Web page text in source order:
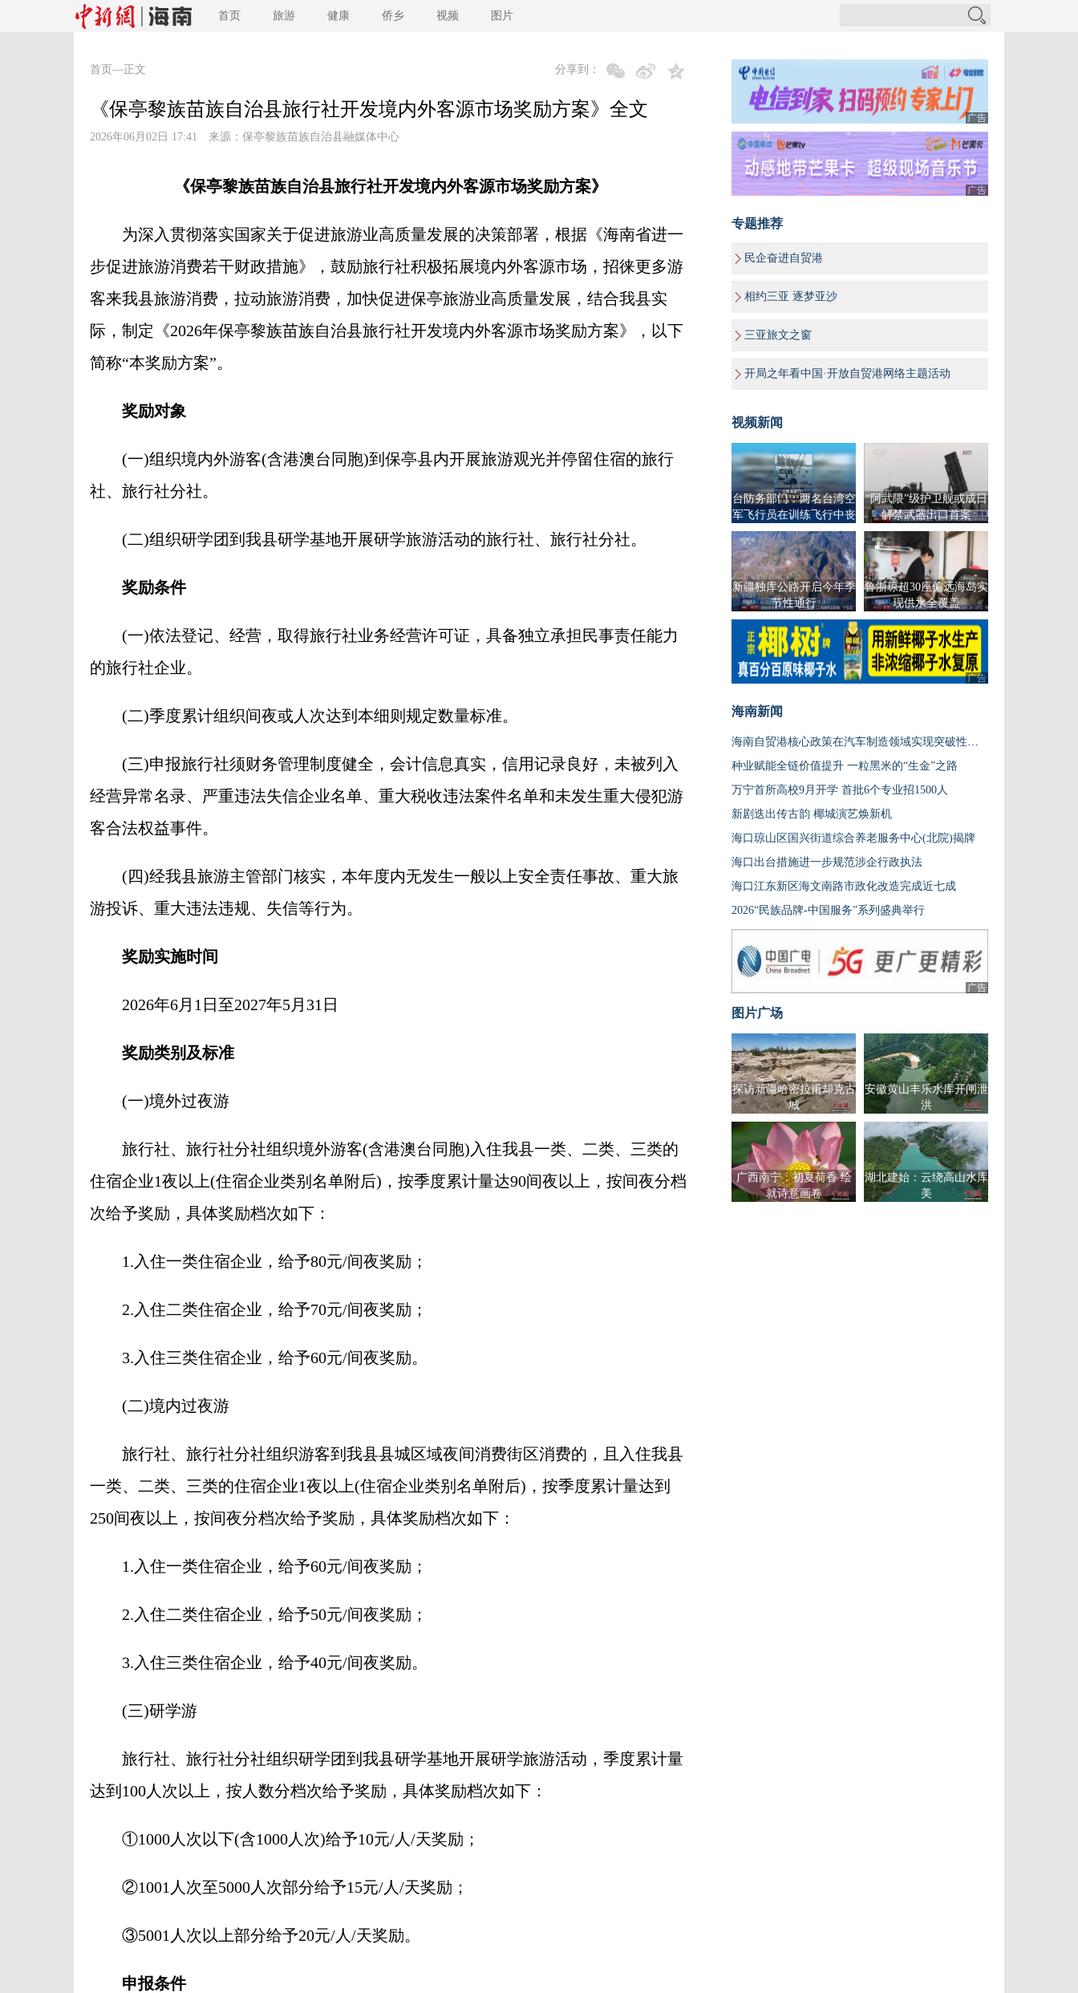
首页 旅游 健康 侨乡 视频 图片
首页 —正文 分享到：
《保亭黎族苗族自治县旅行社开发境内外客源市场奖励方案》全文
2026年06月02日 17:41 来源： 保亭黎族苗族自治县融媒体中心
《保亭黎族苗族自治县旅行社开发境内外客源市场奖励方案》
为深入贯彻落实国家关于促进旅游业高质量发展的决策部署，根据《海南省进一
步促进旅游消费若干财政措施》，鼓励旅行社积极拓展境内外客源市场，招徕更多游
客来我县旅游消费，拉动旅游消费，加快促进保亭旅游业高质量发展，结合我县实
际，制定《2026年保亭黎族苗族自治县旅行社开发境内外客源市场奖励方案》，以下
简称“本奖励方案”。
奖励对象
(一)组织境内外游客(含港澳台同胞)到保亭县内开展旅游观光并停留住宿的旅行
社、旅行社分社。
(二)组织研学团到我县研学基地开展研学旅游活动的旅行社、旅行社分社。
奖励条件
(一)依法登记、经营，取得旅行社业务经营许可证，具备独立承担民事责任能力
的旅行社企业。
(二)季度累计组织间夜或人次达到本细则规定数量标准。
(三)申报旅行社须财务管理制度健全，会计信息真实，信用记录良好，未被列入
经营异常名录、严重违法失信企业名单、重大税收违法案件名单和未发生重大侵犯游
客合法权益事件。
(四)经我县旅游主管部门核实，本年度内无发生一般以上安全责任事故、重大旅
游投诉、重大违法违规、失信等行为。
奖励实施时间
2026年6月1日至2027年5月31日
奖励类别及标准
(一)境外过夜游
旅行社、旅行社分社组织境外游客(含港澳台同胞)入住我县一类、二类、三类的
住宿企业1夜以上(住宿企业类别名单附后)，按季度累计量达90间夜以上，按间夜分档
次给予奖励，具体奖励档次如下：
1.入住一类住宿企业，给予80元/间夜奖励；
2.入住二类住宿企业，给予70元/间夜奖励；
3.入住三类住宿企业，给予60元/间夜奖励。
(二)境内过夜游
旅行社、旅行社分社组织游客到我县县城区域夜间消费街区消费的，且入住我县
一类、二类、三类的住宿企业1夜以上(住宿企业类别名单附后)，按季度累计量达到
250间夜以上，按间夜分档次给予奖励，具体奖励档次如下：
1.入住一类住宿企业，给予60元/间夜奖励；
2.入住二类住宿企业，给予50元/间夜奖励；
3.入住三类住宿企业，给予40元/间夜奖励。
(三)研学游
旅行社、旅行社分社组织研学团到我县研学基地开展研学旅游活动，季度累计量
达到100人次以上，按人数分档次给予奖励，具体奖励档次如下：
①1000人次以下(含1000人次)给予10元/人/天奖励；
②1001人次至5000人次部分给予15元/人/天奖励；
③5001人次以上部分给予20元/人/天奖励。
申报条件
广告
广告
专题推荐
民企奋进自贸港
相约三亚 逐梦亚沙
三亚旅文之窗
开局之年看中国·开放自贸港网络主题活动
视频新闻
台防务部门：两名台湾空
军飞行员在训练飞行中丧
生
“阿武隈”级护卫舰或成日
解禁武器出口首案
新疆独库公路开启今年季
节性通行
鲁浙琼超30座偏远海岛实
现供水全覆盖
广告
海南新闻
海南自贸港核心政策在汽车制造领域实现突破性应用
种业赋能全链价值提升 一粒黑米的“生金”之路
万宁首所高校9月开学 首批6个专业招1500人
新剧迭出传古韵 椰城演艺焕新机
海口琼山区国兴街道综合养老服务中心(北院)揭牌
海口出台措施进一步规范涉企行政执法
海口江东新区海文南路市政化改造完成近七成
2026“民族品牌-中国服务”系列盛典举行
广告
图片广场
探访新疆哈密拉甫却克古
城
安徽黄山丰乐水库开闸泄
洪
广西南宁：初夏荷香 绘
就诗意画卷
湖北建始：云绕高山水库
美